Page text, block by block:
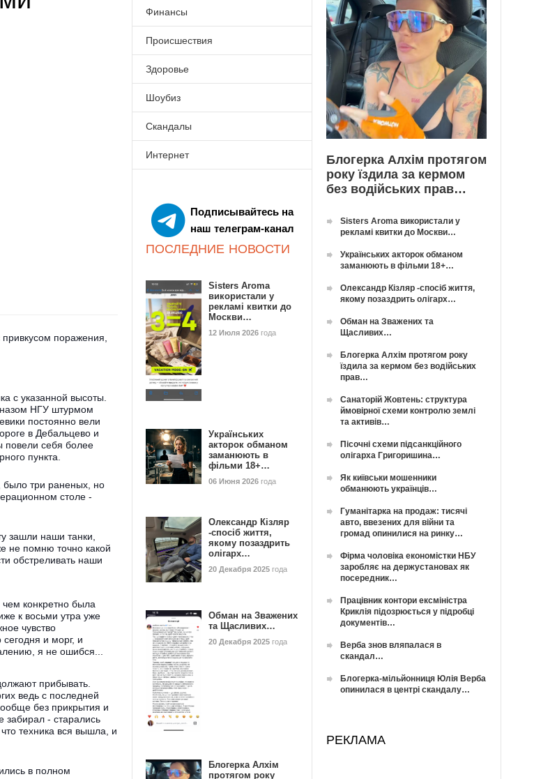
поражения,
с указанной высоты.
НГУ штурмом
постоянно вели
в Дебальцево и
повели себя более
пункта.
было три раненых, но
столе -
зашли наши танки,
не помню точно какой
обстреливать наши
конкретно была
к восьми утра уже
чувство
и морг, и
я не ошибся...
прибывать.
ведь с последней
без прикрытия и
забирал - старались
техника вся вышла, и
в полном
Финансы
Происшествия
Здоровье
Шоубиз
Скандалы
Интернет
Подписывайтесь на
наш телеграм-канал
ПОСЛЕДНИЕ НОВОСТИ
Sisters Aroma
використали у
рекламі квитки до
Москви…
12 Июля 2026 года
Українських
акторок обманом
заманюють в
фільми 18+…
06 Июня 2026 года
Олександр Кізляр
-спосіб життя,
якому позаздрить
олігарх…
20 Декабря 2025 года
Обман на Зважених
та Щасливих…
20 Декабря 2025 года
Блогерка Алхім
протягом року
Блогерка Алхім протягом
року їздила за кермом
без водійських прав…
Sisters Aroma використали у
рекламі квитки до Москви…
Українських акторок обманом
заманюють в фільми 18+…
Олександр Кізляр -спосіб життя,
якому позаздрить олігарх…
Обман на Зважених та
Щасливих…
Блогерка Алхім протягом року
їздила за кермом без водійських
прав…
Санаторій Жовтень: структура
ймовірної схеми контролю землі
та активів…
Пісочні схеми підсанкційного
олігарха Григоришина…
Як київськи мошенники
обманюють українців…
Гуманітарка на продаж: тисячі
авто, ввезених для війни та
громад опинилися на ринку…
Фірма чоловіка економістки НБУ
заробляє на держустановах як
посередник…
Працівник контори ексміністра
Криклія підозрюється у підробці
документів…
Верба знов вляпалася в
скандал…
Блогерка-мільйонниця Юлія Верба
опинилася в центрі скандалу…
РЕКЛАМА